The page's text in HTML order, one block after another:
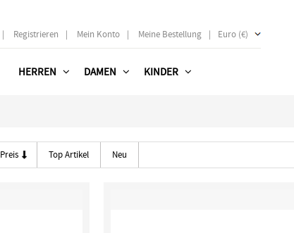
| Registrieren | Mein Konto | Meine Bestellung | Euro (€)
HERREN DAMEN KINDER
Preis Top Artikel Neu